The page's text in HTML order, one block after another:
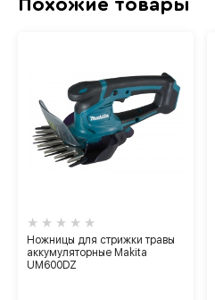
Похожие товары
Ножницы для стрижки травы
аккумуляторные Makita
UM600DZ